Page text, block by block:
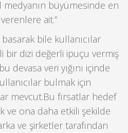
medyanın büyümesinde en
ait.”
bile kullanıcılar
bir dizi değerli ipuçu vermiş
devasa veri yığını içinde
bulmak için
mevcut.Bu fırsatlar hedef
ve ona daha etkili şekilde
ve şirketler tarafından